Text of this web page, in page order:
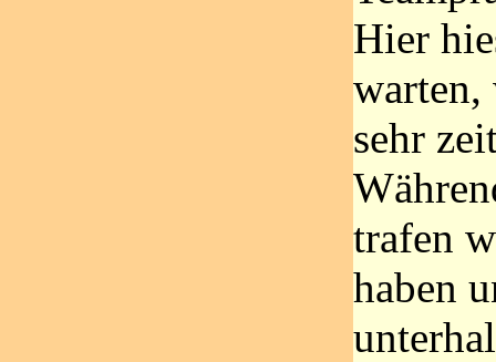
Hier
warten,
sehr
trafen
haben